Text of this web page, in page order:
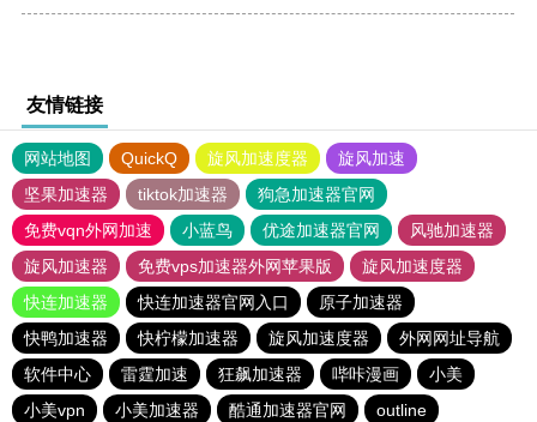
友情链接
网站地图 QuickQ 旋风加速度器
旋风加速
坚果加速器
tiktok加速器
狗急加速器官网
免费vqn外网加速
小蓝鸟 优途加速器官网
风驰加速器
旋风加速器
免费vps加速器外网苹果版
旋风加速度器
快连加速器
快连加速器官网入口
原子加速器
快鸭加速器
快柠檬加速器 旋风加速度器
外网网址导航
软件中心
雷霆加速 狂飙加速器 哔咔漫画
小美
小美vpn
小美加速器 酷通加速器官网
outline